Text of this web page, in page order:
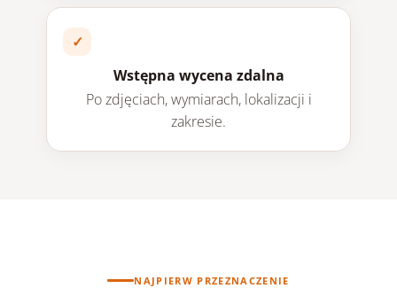
Wstępna wycena zdalna
Po zdjęciach, wymiarach, lokalizacji i
zakresie.
NAJPIERW PRZEZNACZENIE